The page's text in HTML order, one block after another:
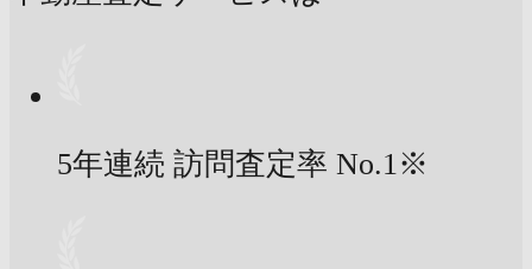
5年連続 訪問査定率 No.1※